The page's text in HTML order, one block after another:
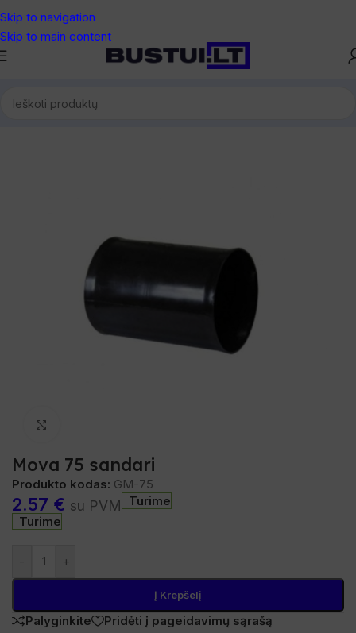
Skip to navigation
Skip to main content
Mova 75 sandari
Produkto kodas: GM-75
2.57 € su PVM
Turime
Turime
- +
Į Krepšelį
Palyginkite Pridėti į pageidavimų sąrašą